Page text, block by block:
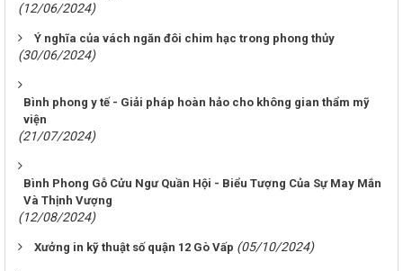
(12/06/2024)
Ý nghĩa của vách ngăn đôi chim hạc trong phong thủy
(30/06/2024)
Bình phong y tế - Giải pháp hoàn hảo cho không gian thẩm mỹ
viện
(21/07/2024)
Bình Phong Gỗ Cửu Ngư Quần Hội - Biểu Tượng Của Sự May Mắn
Và Thịnh Vượng
(12/08/2024)
Xưởng in kỹ thuật số quận 12 Gò Vấp (05/10/2024)